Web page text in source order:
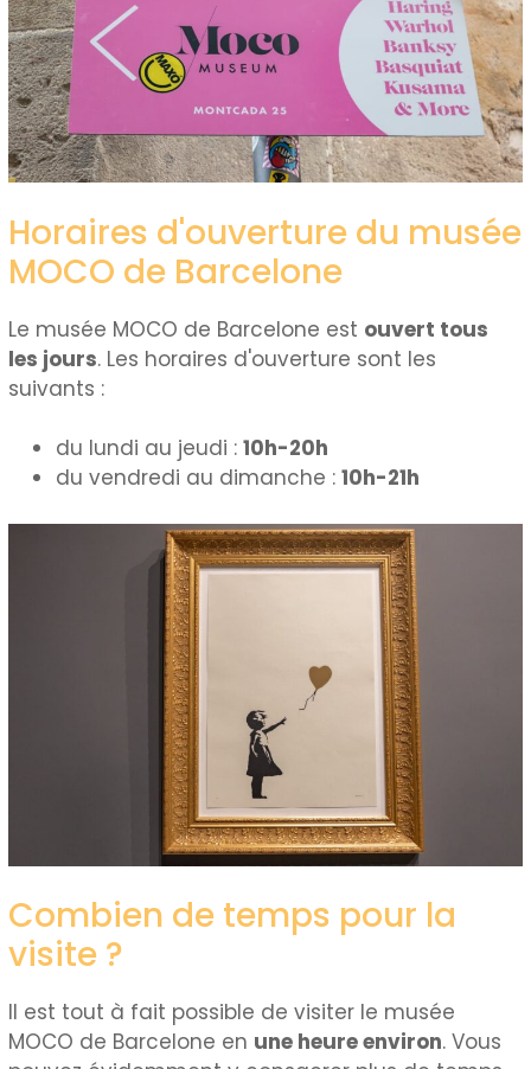
Horaires d'ouverture du musée
MOCO de Barcelone
Le musée MOCO de Barcelone est ouvert tous
les jours. Les horaires d'ouverture sont les
suivants :
du lundi au jeudi :10h-20h
du vendredi au dimanche :10h-21h
Combien de temps pour la
visite ?
Il est tout à fait possible de visiter le musée
MOCO de Barcelone en une heure environ. Vous